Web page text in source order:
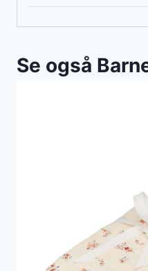
Se også